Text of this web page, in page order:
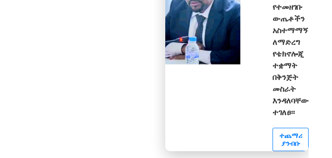
የተመዘገቡ
ውጤቶችን
አስተማማኝ
ለማድረግ
የቴክኖሎጂ
ተቋማት
በቅንጅት
መስራት
እንዳለባቸው
ተገለፀ፡፡
ተጨማሪ
ያንብቡ